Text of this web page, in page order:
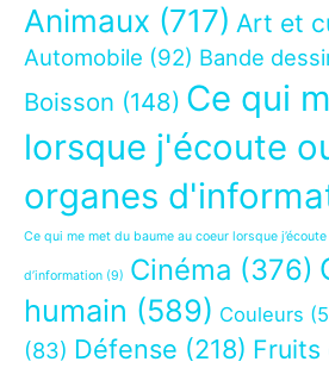
Animaux (717) Art et
Automobile (92) Bande
Boisson (148) Ce qui
lorsque j'écoute
organes
Ce qui me met du baume au coeur lorsque
d’information (9) Cinéma (376)
humain (589) Couleurs
(83) Défense (218) Fruits